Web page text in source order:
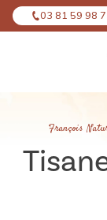
03 81 59 98
François
Panneau de